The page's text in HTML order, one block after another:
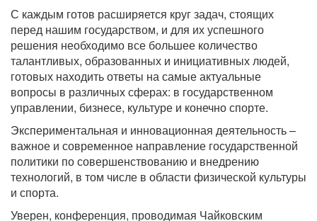
С каждым готов расширяется круг задач, стоящих
перед нашим государством, и для их успешного
решения необходимо все большее количество
талантливых, образованных и инициативных людей,
готовых находить ответы на самые актуальные
вопросы в различных сферах: в государственном
управлении, бизнесе, культуре и конечно спорте.
Экспериментальная и инновационная деятельность –
важное и современное направление государственной
политики по совершенствованию и внедрению
технологий, в том числе в области физической культуры
и спорта.
Уверен, конференция, проводимая Чайковским